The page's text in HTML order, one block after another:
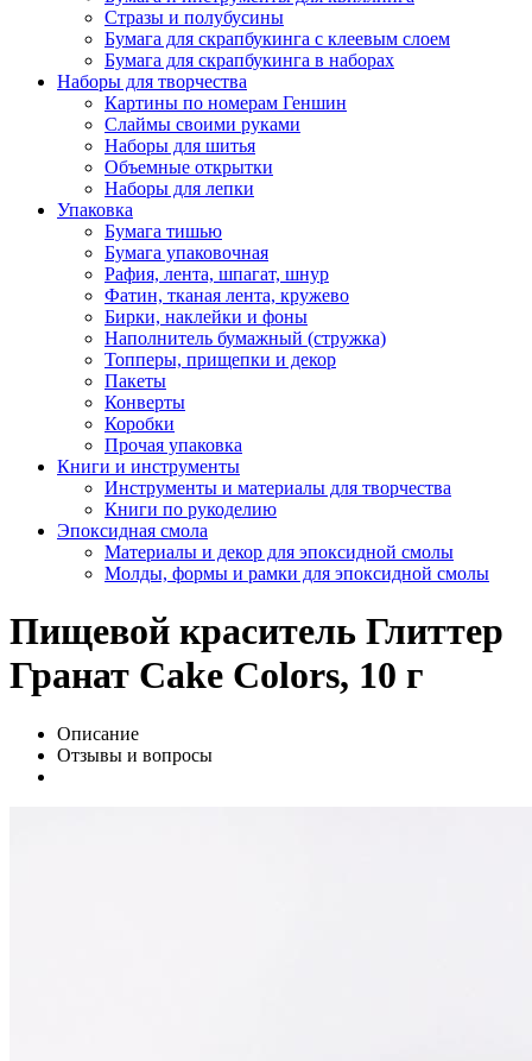
Стразы и полубусины
Бумага для скрапбукинга с клеевым слоем
Бумага для скрапбукинга в наборах
Наборы для творчества
Картины по номерам Геншин
Слаймы своими руками
Наборы для шитья
Объемные открытки
Наборы для лепки
Упаковка
Бумага тишью
Бумага упаковочная
Рафия, лента, шпагат, шнур
Фатин, тканая лента, кружево
Бирки, наклейки и фоны
Наполнитель бумажный (стружка)
Топперы, прищепки и декор
Пакеты
Конверты
Коробки
Прочая упаковка
Книги и инструменты
Инструменты и материалы для творчества
Книги по рукоделию
Эпоксидная смола
Материалы и декор для эпоксидной смолы
Молды, формы и рамки для эпоксидной смолы
Пищевой краситель Глиттер
Гранат Cake Colors, 10 г
Описание
Отзывы и вопросы